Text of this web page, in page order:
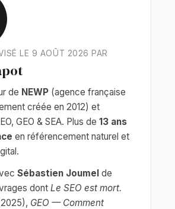
LE 9 AOÛT 2026 PAR
de NEWP (agence française
créée en 2012) et
GEO & SEA. Plus de 13 ans
en référencement naturel et
Sébastien Joumel de
dont Le SEO est mort.
GEO — Comment